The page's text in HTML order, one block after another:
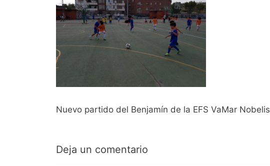
Nuevo partido del Benjamín de la EFS VaMar Nobelis
Deja un comentario